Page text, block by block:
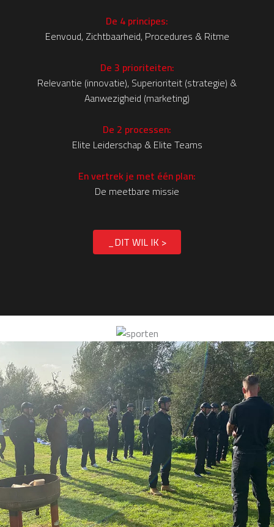
De 4 principes:
Eenvoud, Zichtbaarheid, Procedures & Ritme
De 3 prioriteiten:
Relevantie (innovatie), Superioriteit (strategie) &
Aanwezigheid (marketing)
De 2 processen:
Elite Leiderschap & Elite Teams
En vertrek je met één plan:
De meetbare missie
_DIT WIL IK >